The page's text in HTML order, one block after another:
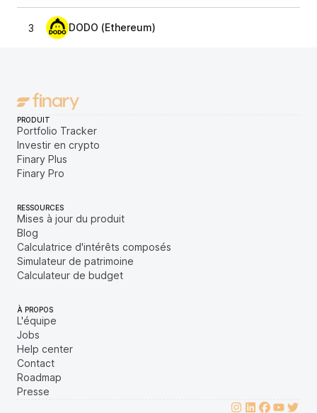
3 DODO (Ethereum)
PRODUIT
Portfolio Tracker
Investir en crypto
Finary Plus
Finary Pro
RESSOURCES
Mises à jour du produit
Blog
Calculatrice d'intérêts composés
Simulateur de patrimoine
Calculateur de budget
À PROPOS
L'équipe
Jobs
Help center
Contact
Roadmap
Presse